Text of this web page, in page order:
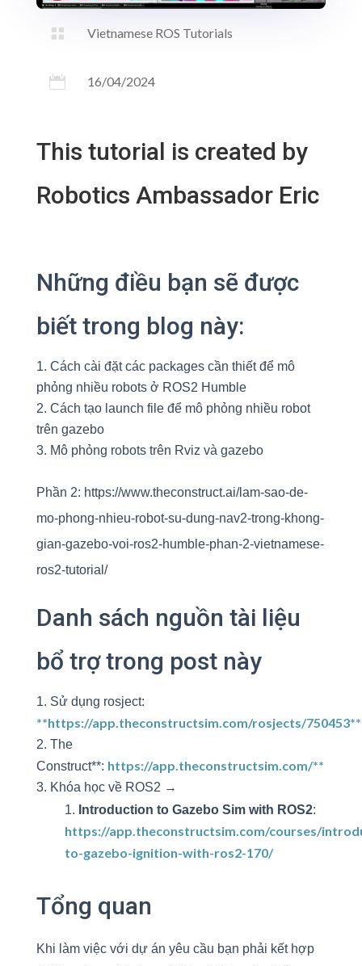
 Vietnamese ROS Tutorials
 16/04/2024
This tutorial is created by
Robotics Ambassador Eric
Những điều bạn sẽ được
biết trong blog này:
Cách cài đặt các packages cần thiết để mô
phỏng nhiều robots ở ROS2 Humble
Cách tạo launch file để mô phỏng nhiều robot
trên gazebo
Mô phỏng robots trên Rviz và gazebo
Phần 2: https://www.theconstruct.ai/lam-sao-de-
mo-phong-nhieu-robot-su-dung-nav2-trong-khong-
gian-gazebo-voi-ros2-humble-phan-2-vietnamese-
ros2-tutorial/
Danh sách nguồn tài liệu
bổ trợ trong post này
Sử dụng rosject:
**https://app.theconstructsim.com/rosjects/750453**
The
Construct**: https://app.theconstructsim.com/**
Khóa học về ROS2 →
Introduction to Gazebo Sim with ROS2:
https://app.theconstructsim.com/courses/
to-gazebo-ignition-with-ros2-170/
Tổng quan
Khi làm việc với dự án yêu cầu bạn phải kết hợp